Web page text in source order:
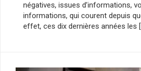
négatives, issues d’informations,
informations, qui courent depuis
effet, ces dix dernières années les